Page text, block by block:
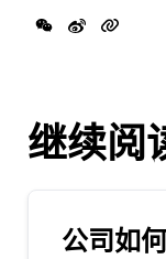
继续阅
公司如